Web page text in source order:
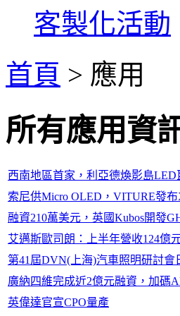
客製化活動
首頁 > 應用
所有應用資
西南地區首家，利亞德煥影島
索尼供Micro OLED，VITURE發
融資210萬美元，英國Kubos開發
艾邁斯歐司朗：上半年營收124億
第41屆DVN(上海)汽車照明研討會
廣納四維完成近2億元融資，加碼
英偉達官宣CPO量產